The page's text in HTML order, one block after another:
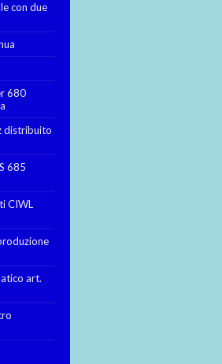
con due
680
distribuito
685
CIWL
art.